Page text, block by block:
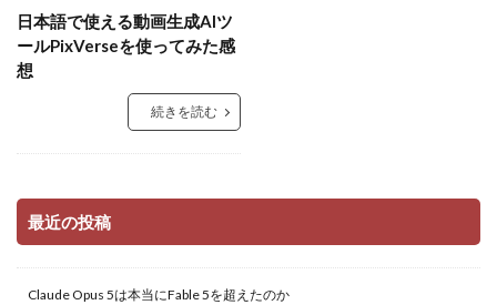
日本語で使える動画生成AIツ
ールPixVerseを使ってみた感
想
続きを読む
最近の投稿
Claude Opus 5は本当にFable 5を超えたのか